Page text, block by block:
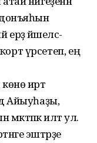
йәшелсә-
үрсетеп, ең
иртә
дә Айыуһаҙы,
илтә ул.
эштәрҙе